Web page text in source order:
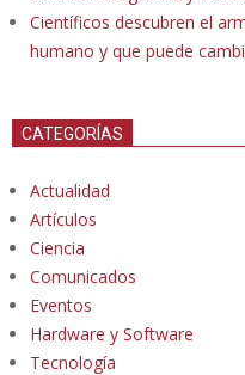
Científicos descubren el
humano y que puede
CATEGORÍAS
Actualidad
Artículos
Ciencia
Comunicados
Eventos
Hardware y Software
Tecnología